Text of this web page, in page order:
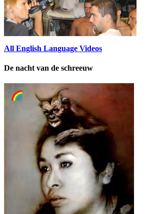
All English Language Videos
De nacht van de schreeuw